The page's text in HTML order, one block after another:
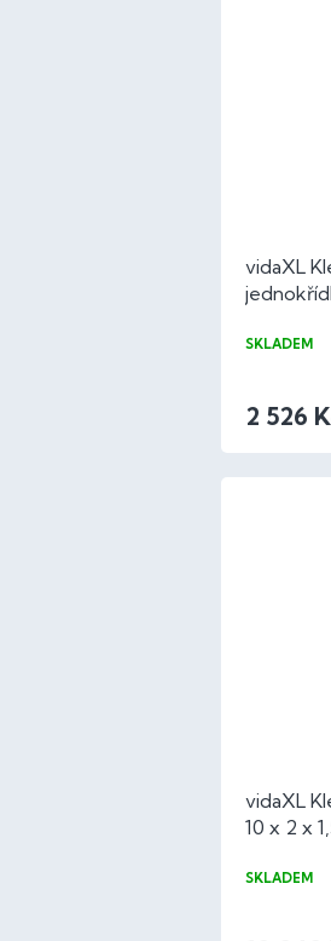
vidaXL
SKLADEM
2 526
vidaXL
10 x 2 x
SKLADEM